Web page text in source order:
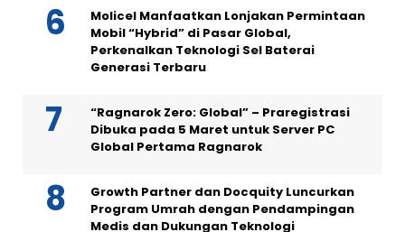
Molicel Manfaatkan Lonjakan Permintaan
Mobil “Hybrid” di Pasar Global,
Perkenalkan Teknologi Sel Baterai
Generasi Terbaru
“Ragnarok Zero: Global” – Praregistrasi
Dibuka pada 5 Maret untuk Server PC
Global Pertama Ragnarok
Growth Partner dan Docquity Luncurkan
Program Umrah dengan Pendampingan
Medis dan Dukungan Teknologi